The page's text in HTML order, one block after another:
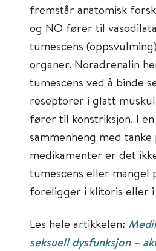
fremstår anatomisk
og NO fører til
tumescens
organer. Noradrenalin
tumescens ved å binde
reseptorer i glatt
fører til konstriksjon. I
sammenheng med tanke
medikamenter er det
tumescens eller mangel
foreligger i klitoris eller i
Les hele artikkelen:
seksuell dysfunksjon –